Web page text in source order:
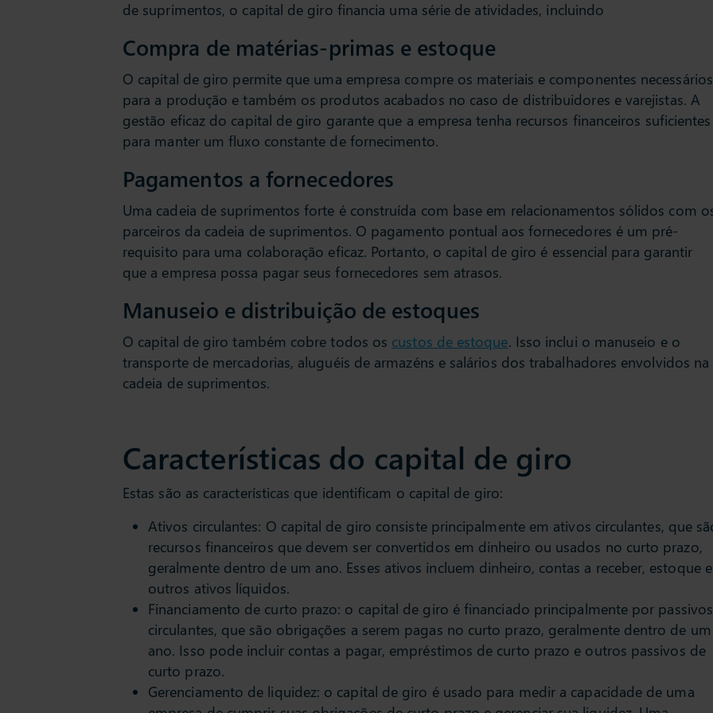
de suprimentos, o capital de giro financia uma série de atividades, incluindo
Compra de matérias-primas e estoque
O capital de giro permite que uma empresa compre os materiais e componentes necessários
para a produção e também os produtos acabados no caso de distribuidores e varejistas. A
gestão eficaz do capital de giro garante que a empresa tenha recursos financeiros suficientes
para manter um fluxo constante de fornecimento.
Pagamentos a fornecedores
Uma cadeia de suprimentos forte é construída com base em relacionamentos sólidos com
parceiros da cadeia de suprimentos. O pagamento pontual aos fornecedores é um pré-
requisito para uma colaboração eficaz. Portanto, o capital de giro é essencial para garantir
que a empresa possa pagar seus fornecedores sem atrasos.
Manuseio e distribuição de estoques
O capital de giro também cobre todos os custos de estoque. Isso inclui o manuseio e o
transporte de mercadorias, aluguéis de armazéns e salários dos trabalhadores envolvidos na
cadeia de suprimentos.
Características do capital de giro
Estas são as características que identificam o capital de giro:
Ativos circulantes: O capital de giro consiste principalmente em ativos circulantes, que
recursos financeiros que devem ser convertidos em dinheiro ou usados no curto prazo,
geralmente dentro de um ano. Esses ativos incluem dinheiro, contas a receber, estoque e
outros ativos líquidos.
Financiamento de curto prazo: o capital de giro é financiado principalmente por passivos
circulantes, que são obrigações a serem pagas no curto prazo, geralmente dentro de um
ano. Isso pode incluir contas a pagar, empréstimos de curto prazo e outros passivos de
curto prazo.
Gerenciamento de liquidez: o capital de giro é usado para medir a capacidade de uma